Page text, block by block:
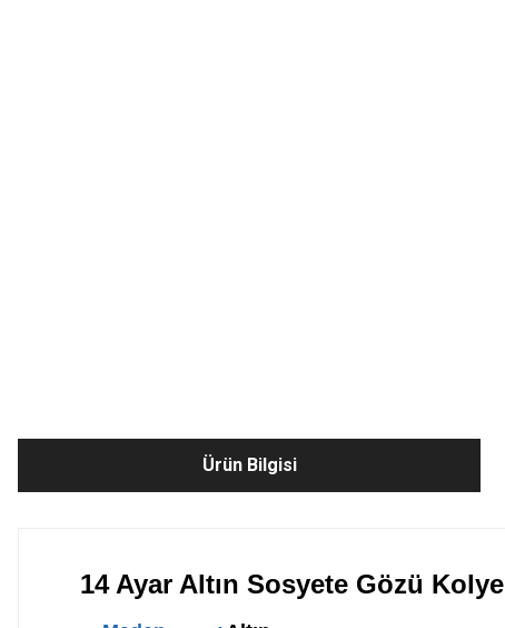
Ürün Bilgisi
14 Ayar Altın Sosyete Gözü Kolye